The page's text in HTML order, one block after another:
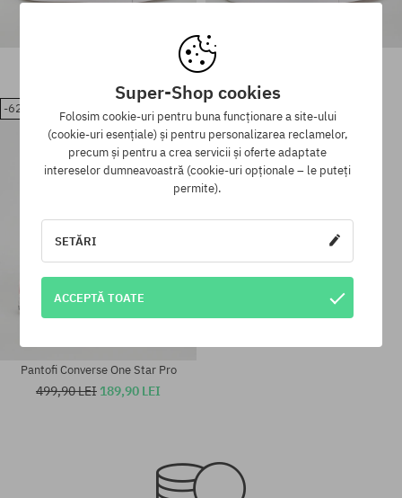
Mărimi existente:
41; 42; 42.5; 43; 44; 44.5; 45;
Mărimi existente:
42
42; 44.5
-62%
Pantofi Converse One Star Pro
499,90 LEI 189,90 LEI
Super-Shop cookies
Folosim cookie-uri pentru buna funcționare a site-ului
(cookie-uri esențiale) și pentru personalizarea reclamelor,
precum și pentru a crea servicii și oferte adaptate
intereselor dumneavoastră (cookie-uri opționale – le puteți
permite).
SETĂRI
ACCEPTĂ TOATE